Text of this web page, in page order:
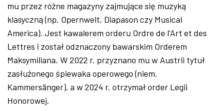
mu przez różne magazyny zajmujące się muzyką
klasyczną (np. Opernwelt, Diapason czy Musical
America). Jest kawalerem orderu Ordre de l’Art et des
Lettres i został odznaczony bawarskim Orderem
Maksymiliana. W 2022 r. przyznano mu w Austrii tytuł
zasłużonego śpiewaka operowego (niem.
Kammersänger), a w 2024 r. otrzymał order Legii
Honorowej.